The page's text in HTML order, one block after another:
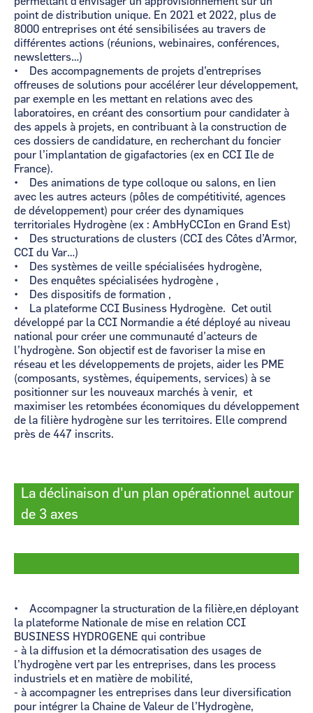
point de distribution unique. En 2021 et 2022, plus de
8000 entreprises ont été sensibilisées au travers de
différentes actions (réunions, webinaires, conférences,
newsletters…)
• Des accompagnements de projets d’entreprises
offreuses de solutions pour accélérer leur développement,
par exemple en les mettant en relations avec des
laboratoires, en créant des consortium pour candidater à
des appels à projets, en contribuant à la construction de
ces dossiers de candidature, en recherchant du foncier
pour l’implantation de gigafactories (ex en CCI Ile de
France).
• Des animations de type colloque ou salons, en lien
avec les autres acteurs (pôles de compétitivité, agences
de développement) pour créer des dynamiques
territoriales Hydrogène (ex : AmbHyCCIon en Grand Est)
• Des structurations de clusters (CCI des Côtes d’Armor,
CCI du Var…)
• Des systèmes de veille spécialisées hydrogène,
• Des enquêtes spécialisées hydrogène ,
• Des dispositifs de formation ,
• La plateforme CCI Business Hydrogène. Cet outil
développé par la CCI Normandie a été déployé au niveau
national pour créer une communauté d’acteurs de
l’hydrogène. Son objectif est de favoriser la mise en
réseau et les développements de projets, aider les PME
(composants, systèmes, équipements, services) à se
positionner sur les nouveaux marchés à venir, et
maximiser les retombées économiques du développement
de la filière hydrogène sur les territoires. Elle comprend
près de 447 inscrits.
La déclinaison d'un plan opérationnel autour
de 3 axes
​​​​​​​• Accompagner la structuration de la filière,en déployant
la plateforme Nationale de mise en relation CCI
BUSINESS HYDROGENE qui contribue
- à la diffusion et la démocratisation des usages de
l’hydrogène vert par les entreprises, dans les process
industriels et en matière de mobilité,
- à accompagner les entreprises dans leur diversification
pour intégrer la Chaine de Valeur de l’Hydrogène,